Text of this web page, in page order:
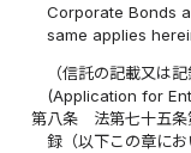
Corporate Bonds
same applies
（信託の記載又は記
(Application for
第八条
法第七十五
録（以下この章にお